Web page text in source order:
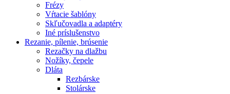
Frézy
Vŕtacie šablóny
Skľučovadla a adaptéry
Iné príslušenstvo
Rezanie, pílenie, brúsenie
Rezačky na dlažbu
Nožíky, čepele
Dláta
Rezbárske
Stolárske